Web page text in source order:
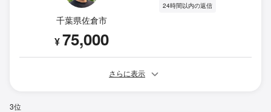
千葉県佐倉市
¥75,000
24時間以内の返信
さらに表示
3位